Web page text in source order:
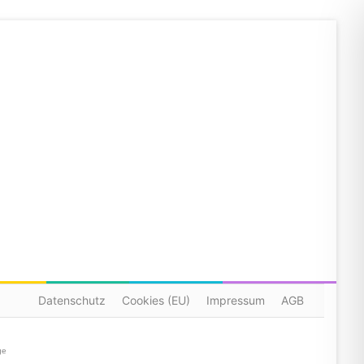
Datenschutz Cookies (EU) Impressum AGB